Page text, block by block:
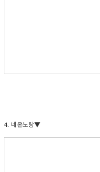
4. 네온노랑▼